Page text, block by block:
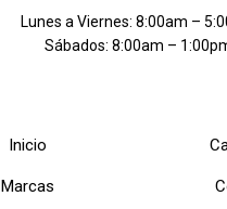
Lunes a Viernes: 8:00am –
Sábados: 8:00am –
Inicio
Marcas